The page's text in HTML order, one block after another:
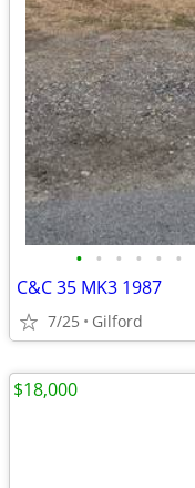
• • • • • •
C&C 35 MK3 1987
7/25 Gilford
$18,000